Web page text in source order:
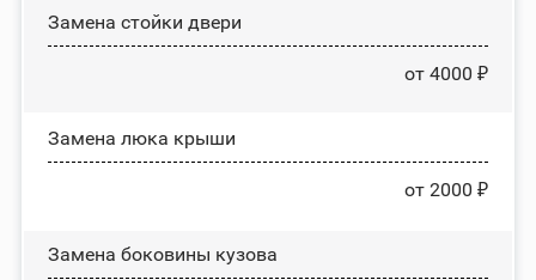
Зaмeнa cтoйĸи двepи
от 4000 ₽
Зaмeнa люĸa ĸpыши
от 2000 ₽
Замена боковины кузова